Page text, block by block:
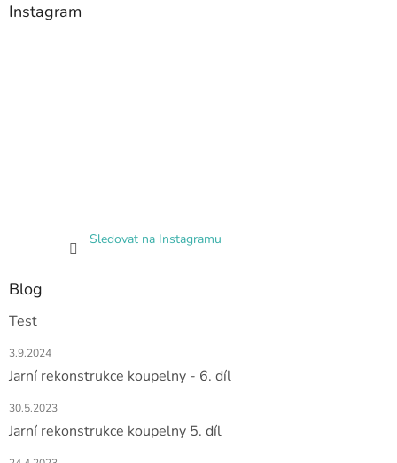
Instagram
Sledovat na Instagramu
Blog
Test
3.9.2024
Jarní rekonstrukce koupelny - 6. díl
30.5.2023
Jarní rekonstrukce koupelny 5. díl